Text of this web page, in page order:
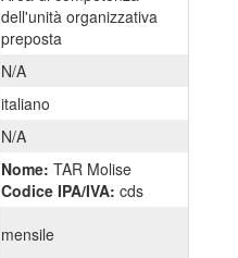
dell'unità organizzativa
preposta
N/A
italiano
N/A
Nome: TAR Molise
Codice IPA/IVA: cds
mensile